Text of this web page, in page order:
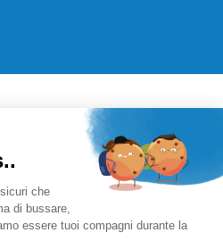
Dr. Leonardo Gaoni
00144 Roma (RM)
| P.Iva: 09281581000 |